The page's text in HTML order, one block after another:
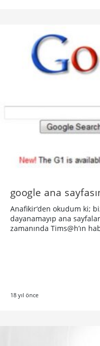
google ana
Anafikir‘den okudum ki;
dayanamayıp ana
zamanında Tims@h’ın
18 yıl önce